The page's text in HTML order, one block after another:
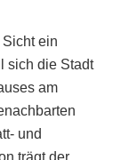
ein
sich die Stadt
am
und
trägt der